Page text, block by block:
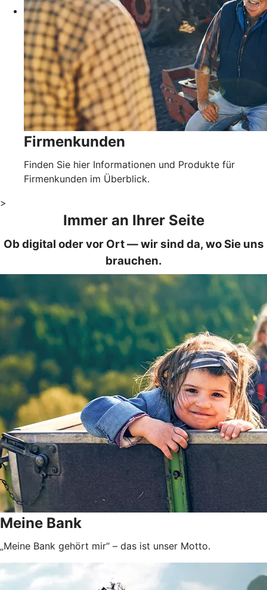
Firmenkunden
Finden Sie hier Informationen und Produkte für
Firmenkunden im Überblick.
>
Immer an Ihrer Seite
Ob digital oder vor Ort — wir sind da, wo Sie uns
brauchen.
Meine Bank
„Meine Bank gehört mir“ – das ist unser Motto.